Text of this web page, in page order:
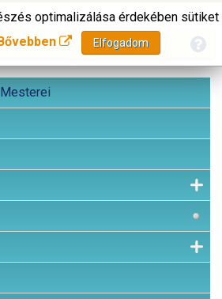
optimalizálása érdekében sütiket
Bővebben Elfogadom